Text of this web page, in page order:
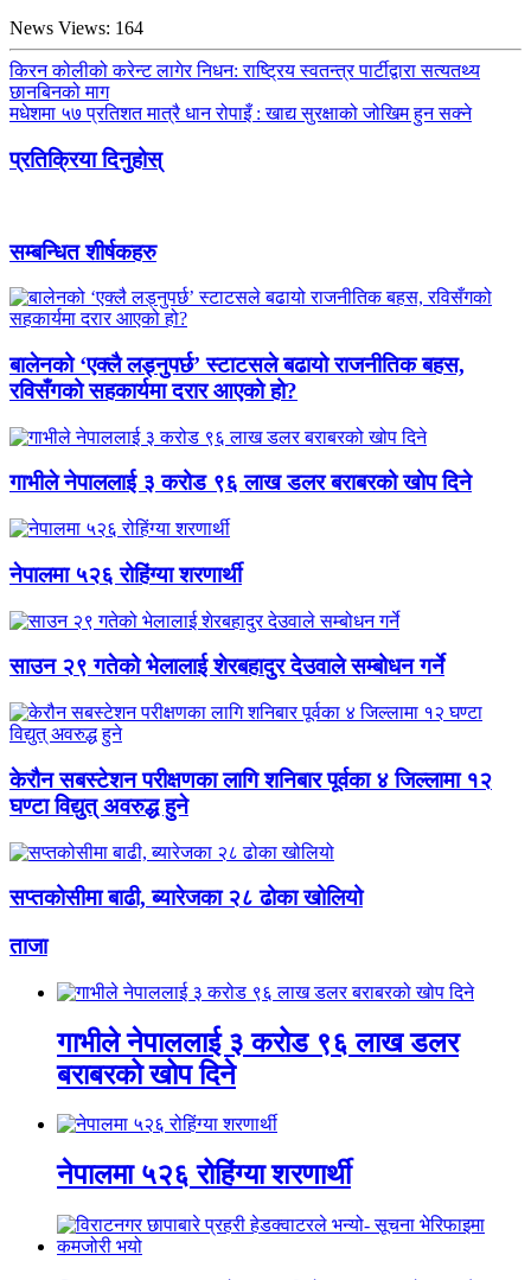
News Views: 164
किरन कोलीको करेन्ट लागेर निधन: राष्ट्रिय स्वतन्त्र पार्टीद्वारा सत्यतथ्य
छानबिनको माग
मधेशमा ५७ प्रतिशत मात्रै धान रोपाइँ : खाद्य सुरक्षाको जोखिम हुन सक्ने
प्रतिक्रिया दिनुहोस्
सम्बन्धित शीर्षकहरु
बालेनको ‘एक्लै लड्नुपर्छ’ स्टाटसले बढायो राजनीतिक बहस,
रविसँगको सहकार्यमा दरार आएको हो?
गाभीले नेपाललाई ३ करोड ९६ लाख डलर बराबरको खोप दिने
नेपालमा ५२६ रोहिंग्या शरणार्थी
साउन २९ गतेको भेलालाई शेरबहादुर देउवाले सम्बोधन गर्ने
केरौन सबस्टेशन परीक्षणका लागि शनिबार पूर्वका ४ जिल्लामा १२
घण्टा विद्युत् अवरुद्ध हुने
सप्तकोसीमा बाढी, ब्यारेजका २८ ढोका खोलियो
ताजा
गाभीले नेपाललाई ३ करोड ९६ लाख डलर
बराबरको खोप दिने
नेपालमा ५२६ रोहिंग्या शरणार्थी